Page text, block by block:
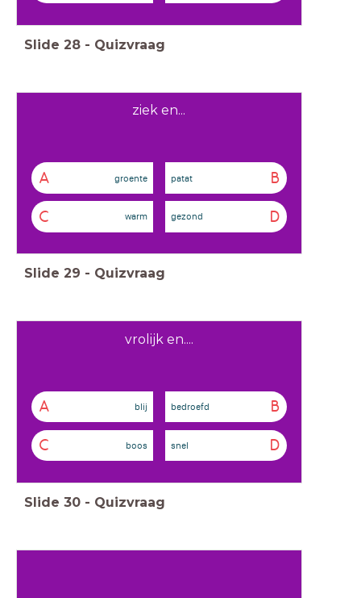
Slide 28 - Quizvraag
ziek en...
A groente B
patat
C warm D
gezond
Slide 29 - Quizvraag
vrolijk en....
A blij B
bedroefd
C boos D
snel
Slide 30 - Quizvraag